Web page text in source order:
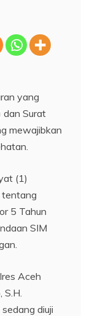
yang
dan Surat
mewajibkan
(1)
tentang
5 Tahun
SIM
Aceh
S.H.
diuji